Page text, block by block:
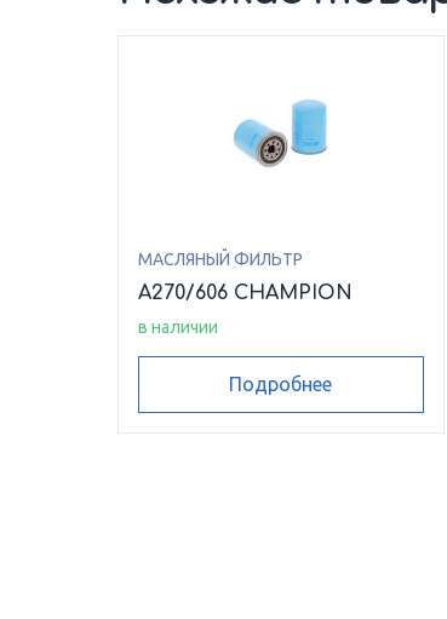
МАСЛЯНЫЙ ФИЛЬТР
A270/606 CHAMPION
в наличии
Подробнее